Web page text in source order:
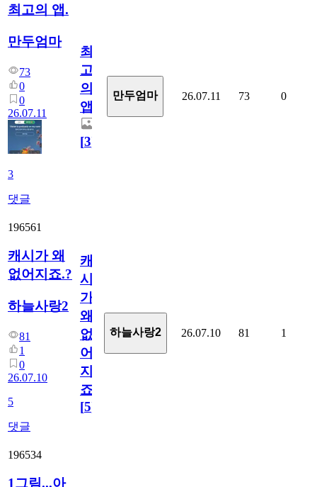
최고의 앱.
만두엄마
73
0
0
26.07.11
3
댓글
최
고
의
앱.
[3]
만두엄마 26.07.11 73 0
196561
캐시가 왜
없어지죠.?
하늘사랑2
81
1
0
26.07.10
5
댓글
캐
시
가
왜
없
어
지
죠.?
[5]
하늘사랑2 26.07.10 81 1
196534
1그림...아